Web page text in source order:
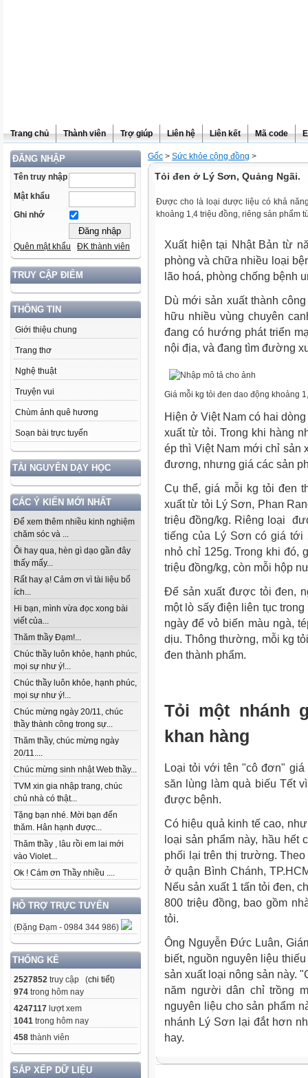
Trang chủ Thành viên Trợ giúp Liên hệ Liên kết Mã code
ĐĂNG NHẬP
Tên truy nhập
Mật khẩu
Ghi nhớ
Quên mật khẩu ĐK thành viên
TRUY CẬP ĐIỂM
THÔNG TIN
Giới thiệu chung
Trang thơ
Nghệ thuật
Truyện vui
Chùm ảnh quê hương
Soạn bài trực tuyến
TÀI NGUYÊN DẠY HỌC
CÁC Ý KIẾN MỚI NHẤT
Để xem thêm nhiều kinh nghiệm
chăm sóc và ...
Ôi hay qua, hèn gì dạo gần đây
thấy mấy...
Rất hay ạ! Cảm ơn vì tài liệu bổ
ích...
Hi bạn, mình vừa đọc xong bài
viết của...
Thăm thầy Đạm!...
Chúc thầy luôn khỏe, hạnh phúc,
mọi sự như ý!...
Chúc thầy luôn khỏe, hạnh phúc,
mọi sự như ý!...
Chúc mừng ngày 20/11, chúc
thầy thành công trong sự...
Thăm thầy, chúc mừng ngày
20/11....
Chúc mừng sinh nhật Web thầy...
TVM xin gia nhập trang, chúc
chủ nhà có thật...
Tặng bạn nhé. Mời bạn đến
thăm. Hân hạnh được...
Thăm thầy , lâu rồi em lai mới
vào Violet...
Ok ! Cám ơn Thầy nhiều ....
HỖ TRỢ TRỰC TUYẾN
(Đặng Đạm - 0984 344 986)
THỐNG KÊ
2527852 truy cập (chi tiết)
974 trong hôm nay
4247117 lượt xem
1041 trong hôm nay
458 thành viên
SẮP XẾP DỮ LIỆU
Gốc > Sức khỏe cộng đồng >
Tỏi đen ở Lý Sơn, Quảng Ngãi.
Được cho là loại dược liệu có khả
khoảng 1,4 triệu đồng, riêng sản phẩm
Xuất hiện tại Nhật Bản từ
phòng và chữa nhiều loại
lão hoá, phòng chống bệnh
Dù mới sản xuất thành
hữu nhiều vùng chuyên
đang có hướng phát triển
nội địa, và đang tìm đường
Giá mỗi kg tỏi đen dao động khoảng
Hiện ở Việt Nam có hai
xuất từ tỏi. Trong khi hàng
ép thì Việt Nam mới chỉ sản
đương, nhưng giá các sản
Cụ thể, giá mỗi kg tỏi đen
xuất từ tỏi Lý Sơn, Phan
triệu đồng/kg. Riêng loại
tiếng của Lý Sơn có giá tới
nhỏ chỉ 125g. Trong khi đó,
triệu đồng/kg, còn mỗi hộp
Để sản xuất được tỏi đen,
một lò sấy điện liên tục
ngày để vỏ biến màu ngà,
dịu. Thông thường, mỗi kg
đen thành phẩm.
Tỏi một nhánh
khan hàng
Loại tỏi với tên "cô đơn"
săn lùng làm quà biếu Tết
được bệnh.
Có hiệu quả kinh tế cao,
loại sản phẩm này, hầu hết
phối lại trên thị trường.
ở quận Bình Chánh,
Nếu sản xuất 1 tấn tỏi đen,
800 triệu đồng, bao gồm
tỏi.
Ông Nguyễn Đức Luân,
biết, nguồn nguyên liệu
sản xuất loại nông sản này.
năm người dân chỉ trồng
nguyên liệu cho sản phẩm
nhánh Lý Sơn lại đắt hơn
hay.